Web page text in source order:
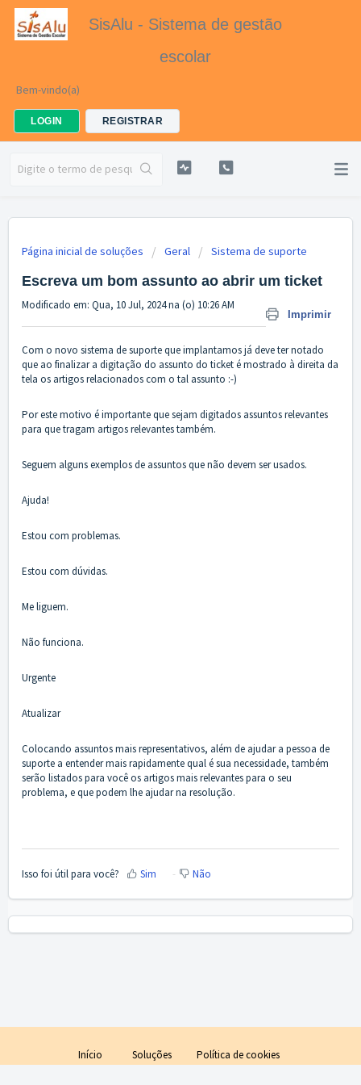
SisAlu - Sistema de gestão
escolar
Bem-vindo(a)
LOGIN REGISTRAR
Página inicial de soluções Geral Sistema de suporte
Escreva um bom assunto ao abrir um ticket
Imprimir
Modificado em: Qua, 10 Jul, 2024 na (o) 10:26 AM
Com o novo sistema de suporte que implantamos já deve ter notado
que ao finalizar a digitação do assunto do ticket é mostrado à direita da
tela os artigos relacionados com o tal assunto :-)
Por este motivo é importante que sejam digitados assuntos relevantes
para que tragam artigos relevantes também.
Seguem alguns exemplos de assuntos que não devem ser usados.
Ajuda!
Estou com problemas.
Estou com dúvidas.
Me liguem.
Não funciona.
Urgente
Atualizar
Colocando assuntos mais representativos, além de ajudar a pessoa de
suporte a entender mais rapidamente qual é sua necessidade, também
serão listados para você os artigos mais relevantes para o seu
problema, e que podem lhe ajudar na resolução.
Isso foi útil para você? Sim Não
Início Soluções Política de cookies